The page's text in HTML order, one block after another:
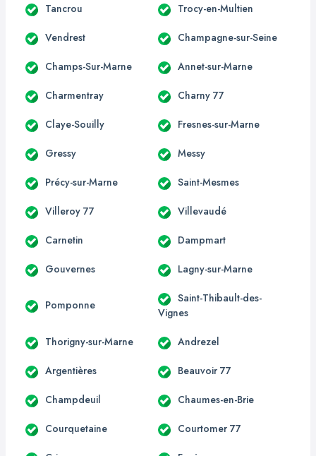
Tancrou Trocy-en-Multien
Vendrest Champagne-sur-Seine
Champs-Sur-Marne Annet-sur-Marne
Charmentray Charny 77
Claye-Souilly Fresnes-sur-Marne
Gressy Messy
Précy-sur-Marne Saint-Mesmes
Villeroy 77 Villevaudé
Carnetin Dampmart
Gouvernes Lagny-sur-Marne
Pomponne
Saint-Thibault-des-
Vignes
Thorigny-sur-Marne Andrezel
Argentières Beauvoir 77
Champdeuil Chaumes-en-Brie
Courquetaine Courtomer 77